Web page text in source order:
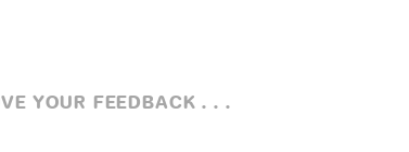
YOUR FEEDBACK . . .